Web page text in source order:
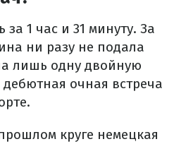
1 час и 31 минуту. За
ни разу не подала
лишь одну двойную
очная встреча
круге немецкая